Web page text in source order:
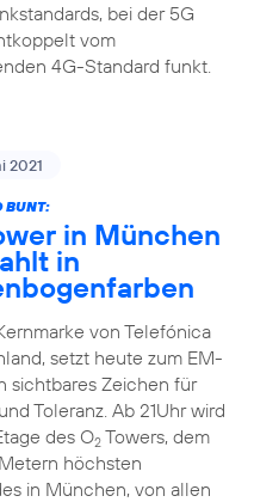
bei der 5G
vom
4G-Standard funkt.
2021
BUNT:
in München
in
von Telefónica
setzt heute zum EM-
sichtbares Zeichen für
Toleranz. Ab 21Uhr wird
des O2Towers, dem
höchsten
in München, von allen